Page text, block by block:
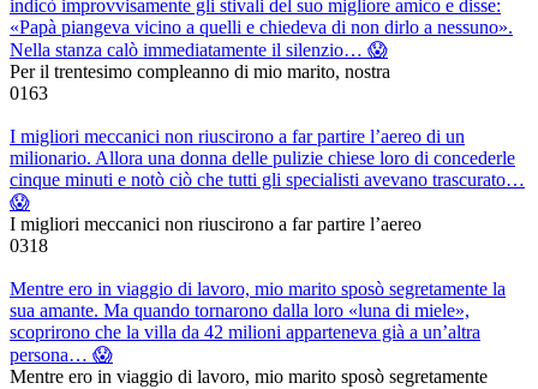
indicò improvvisamente gli stivali del suo migliore amico e disse:
«Papà piangeva vicino a quelli e chiedeva di non dirlo a nessuno».
Nella stanza calò immediatamente il silenzio… 😱
Per il trentesimo compleanno di mio marito, nostra
0163
I migliori meccanici non riuscirono a far partire l’aereo di un
milionario. Allora una donna delle pulizie chiese loro di concederle
cinque minuti e notò ciò che tutti gli specialisti avevano trascurato…
😱
I migliori meccanici non riuscirono a far partire l’aereo
0318
Mentre ero in viaggio di lavoro, mio marito sposò segretamente la
sua amante. Ma quando tornarono dalla loro «luna di miele»,
scoprirono che la villa da 42 milioni apparteneva già a un’altra
persona… 😱
Mentre ero in viaggio di lavoro, mio marito sposò segretamente